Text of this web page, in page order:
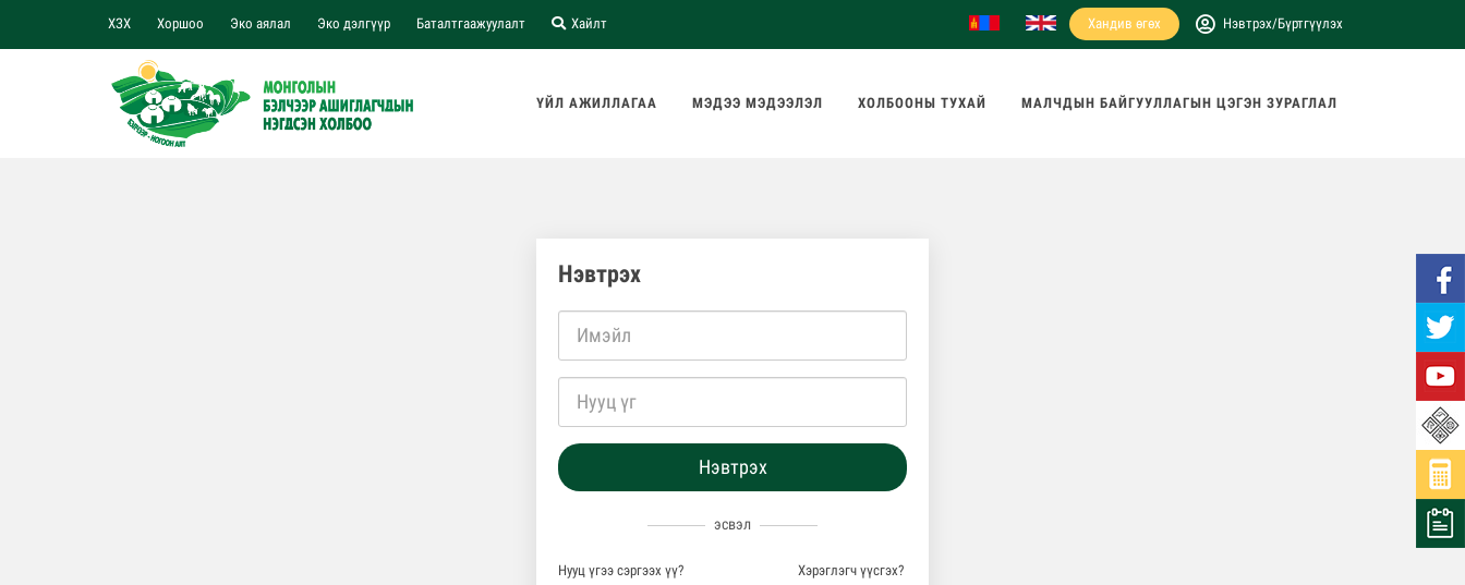
ХЗХ Хоршоо Эко аялал Эко дэлгүүр Баталтгаажуулалт Хайлт Хандив өгөх Нэвтрэх/Бүртгүүлэх
ҮЙЛ АЖИЛЛАГАА МЭДЭЭ МЭДЭЭЛЭЛ ХОЛБООНЫ ТУХАЙ МАЛЧДЫН БАЙГУУЛЛАГЫН ЦЭГЭН ЗУРАГЛАЛ
Нэвтрэх
Нэвтрэх
эсвэл
Нууц үгээ сэргээх үү? Хэрэглэгч үүсгэх?